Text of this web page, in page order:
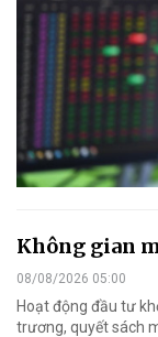
Không gian
08/08/2026 05:00
Hoạt động đầu tư
trương, quyết sách